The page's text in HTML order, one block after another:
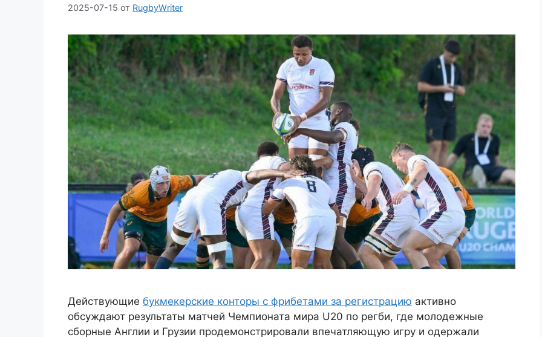
2025-07-15 от RugbyWriter
Действующие букмекерские конторы с фрибетами за регистрацию активно
обсуждают результаты матчей Чемпионата мира U20 по регби, где молодежные
сборные Англии и Грузии продемонстрировали впечатляющую игру и одержали